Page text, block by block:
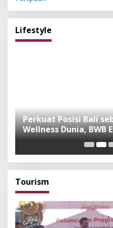
Lifestyle
Perkuat Posisi Bali
Wellness Dunia, BWB
Exhibitor Nasional
Tourism